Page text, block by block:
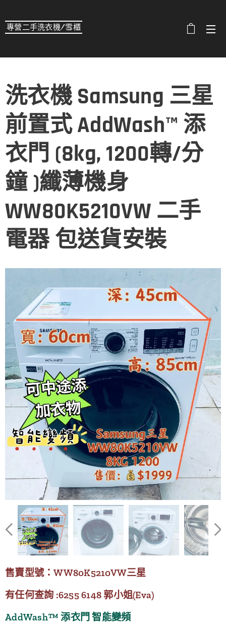
專營二手洗衣機/雪櫃
洗衣機 Samsung 三星
前置式 AddWash™ 添
衣門 (8kg, 1200轉/分
鐘 )纖薄機身
WW80K5210VW 二手
電器 包送貨安裝
售賣型號：WW80K5210VW三星
有任何查詢 :6255 6148 郭小姐(Eva)
AddWash™ 添衣門 智能變頻